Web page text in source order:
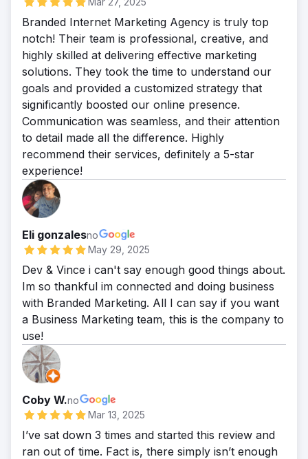
Branded Internet Marketing Agency is truly top
notch! Their team is professional, creative, and
highly skilled at delivering effective marketing
solutions. They took the time to understand our
goals and provided a customized strategy that
significantly boosted our online presence.
Communication was seamless, and their attention
to detail made all the difference. Highly
recommend their services, definitely a 5-star
experience!
Eli gonzalesno
May 29, 2025
Dev & Vince i can't say enough good things about.
Im so thankful im connected and doing business
with Branded Marketing. All I can say if you want
a Business Marketing team, this is the company to
use!
Coby W.no
Mar 13, 2025
I’ve sat down 3 times and started this review and
ran out of time. Fact is, there simply isn’t enough